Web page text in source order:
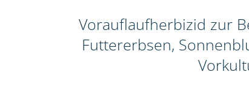
Vorauflaufherbizid zur
Futtererbsen,